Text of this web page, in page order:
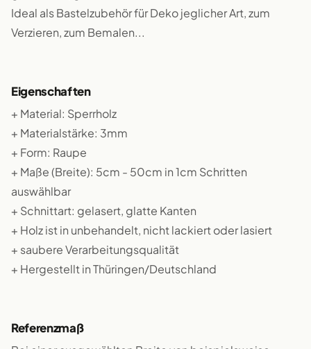
Ideal als Bastelzubehör für Deko jeglicher Art, zum
Verzieren, zum Bemalen...
Eigenschaften
+ Material: Sperrholz
+ Materialstärke: 3mm
+ Form: Raupe
+ Maße (Breite): 5cm - 50cm in 1cm Schritten
auswählbar
+ Schnittart: gelasert, glatte Kanten
+ Holz ist in unbehandelt, nicht lackiert oder lasiert
+ saubere Verarbeitungsqualität
+ Hergestellt in Thüringen/Deutschland
Referenzmaß